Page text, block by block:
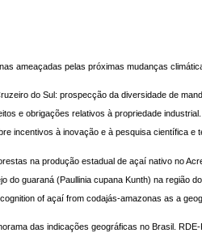
ameaçadas pelas próximas mudanças
do Sul: prospecção da diversidade de
e obrigações relativos à propriedade
incentivos à inovação e à pesquisa científica e
na produção estadual de açaí nativo no
do guaraná (Paullinia cupana Kunth) na região
of açaí from codajás-amazonas as a
das indicações geográficas no Brasil.